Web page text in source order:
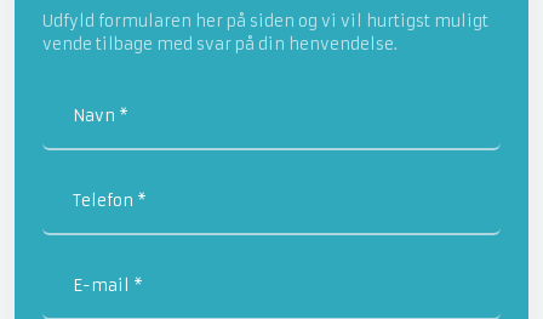
Udfyld formularen her på siden og vi vil hurtigst muligt
vende tilbage med svar på din henvendelse.